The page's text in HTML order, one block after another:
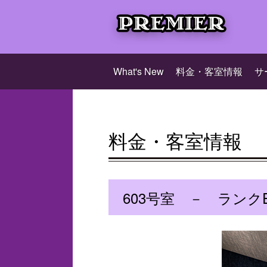
What's New 料金・客室情報 サ
料金・客室情報
603号室 － ランク